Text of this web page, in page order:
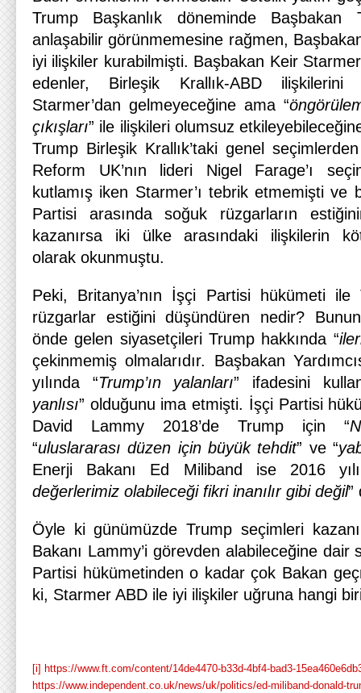
Trump Başkanlık döneminde
anlaşabilir görünmemesine rağmen,
iyi ilişkiler kurabilmişti. Başbakan Keir
edenler, Birleşik Krallık-ABD ilişkilerini
Starmer’dan gelmeyeceğine ama “
çıkışları” ile ilişkileri olumsuz
Trump Birleşik Krallık’taki genel
Reform UK’nın lideri Nigel Farage’ı
kutlamış iken Starmer’ı tebrik etmemişti
Partisi arasında soğuk rüzgarların
kazanırsa iki ülke arasındaki ilişkilerin
olarak okunmuştu.
Peki, Britanya’nın İşçi Partisi hükümeti ile
rüzgarlar estiğini düşündüren nedir?
önde gelen siyasetçileri Trump hakkında “
çekinmemiş olmalarıdır. Başbakan
yılında “Trump’ın yalanları” ifadesini
yanlısı” olduğunu ima etmişti. İşçi Partisi
David Lammy 2018’de Trump için “
“uluslararası düzen için büyük tehdit” ve “
Enerji Bakanı Ed Miliband ise 2016
değerlerimiz olabileceği fikri inanılır gibi değil”
Öyle ki günümüzde Trump seçimleri
Bakanı Lammy’i görevden alabileceğine
Partisi hükümetinden o kadar çok Bakan
ki, Starmer ABD ile iyi ilişkiler uğruna hangi
[i] https://www.ft.com/content/14de4470-b33d-4bf4-bad3-
https://www.independent.co.uk/news/uk/politics/ed-miliband-donald-